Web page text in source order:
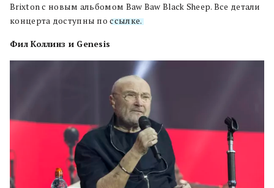
Brixton с новым альбомом Baw Baw Black Sheep. Все детали
концерта доступны поссылке.
Фил Коллинз и Genesis